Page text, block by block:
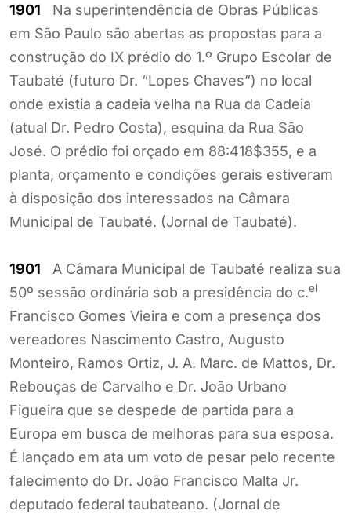
1901 Na superintendência de Obras Públicas
em São Paulo são abertas as propostas para a
construção do IX prédio do 1.º Grupo Escolar de
Taubaté (futuro Dr. “Lopes Chaves”) no local
onde existia a cadeia velha na Rua da Cadeia
(atual Dr. Pedro Costa), esquina da Rua São
José. O prédio foi orçado em 88:418$355, e a
planta, orçamento e condições gerais estiveram
à disposição dos interessados na Câmara
Municipal de Taubaté. (Jornal de Taubaté).
1901 A Câmara Municipal de Taubaté realiza sua
50º sessão ordinária sob a presidência do c.el
Francisco Gomes Vieira e com a presença dos
vereadores Nascimento Castro, Augusto
Monteiro, Ramos Ortiz, J. A. Marc. de Mattos, Dr.
Rebouças de Carvalho e Dr. João Urbano
Figueira que se despede de partida para a
Europa em busca de melhoras para sua esposa.
É lançado em ata um voto de pesar pelo recente
falecimento do Dr. João Francisco Malta Jr.
deputado federal taubateano. (Jornal de